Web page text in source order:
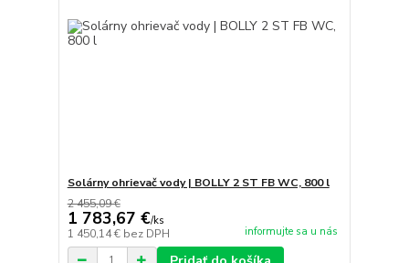
Solárny ohrievač vody | BOLLY 2 ST FB WC, 800 l
2 455,09 €
1 783,67 €/ks
1 450,14 € bez DPH informujte sa u nás